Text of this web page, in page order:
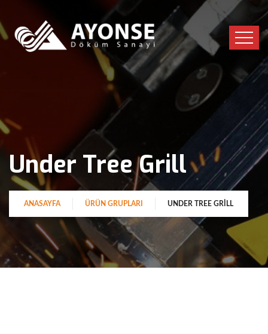
Under Tree Grill
ANASAYFA ÜRÜN GRUPLARI UNDER TREE GRILL